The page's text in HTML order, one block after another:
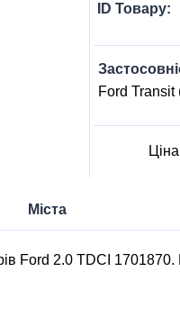
ID Товару:
Ford Transit
Міста
Ford 2.0 TDCI 1701870.